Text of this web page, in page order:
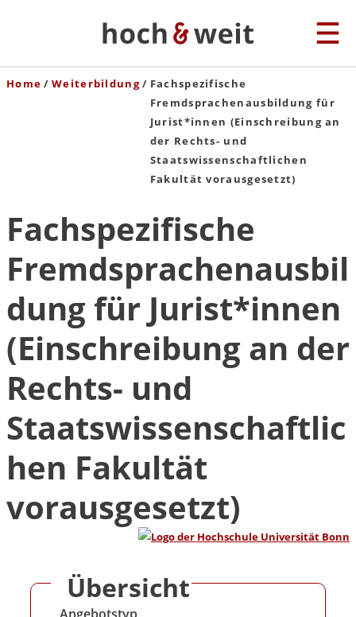
Home Weiterbildung
Fachspezifische
Fremdsprachenausbildung für
Jurist*innen (Einschreibung an
der Rechts- und
Staatswissenschaftlichen
Fakultät vorausgesetzt)
Fachspezifische
Fremdsprachenausbil
dung für Jurist*innen
(Einschreibung an der
Rechts- und
Staatswissenschaftlic
hen Fakultät
vorausgesetzt)
Übersicht